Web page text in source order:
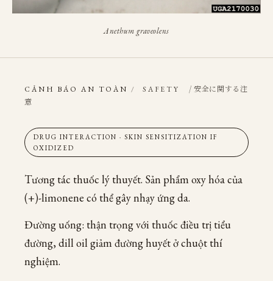
Anethum graveolens
CẢNH BÁO AN TOÀN / SAFETY
/ 安全に関する注
意
DRUG INTERACTION · SKIN SENSITIZATION IF
OXIDIZED
Tương tác thuốc lý thuyết. Sản phẩm oxy hóa của
(+)-limonene có thể gây nhạy ứng da.
Đường uống: thận trọng với thuốc điều trị tiểu
đường, dill oil giảm đường huyết ở chuột thí
nghiệm.